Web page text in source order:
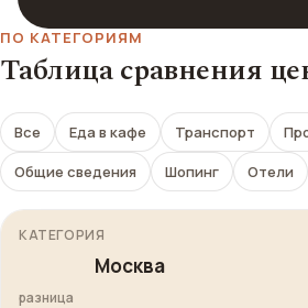
ПО КАТЕГОРИЯМ
Таблица сравнения
Все Еда в кафе Транспорт
Общие сведения
Шопинг Отели
КАТЕГОРИЯ
Москва
разница